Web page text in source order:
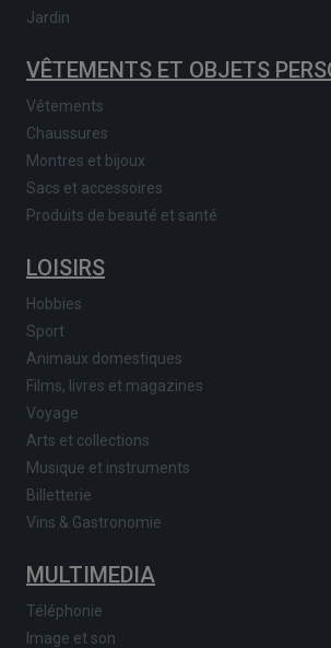
Jardin
VÊTEMENTS ET OBJETS
Vêtements
Chaussures
Montres et bijoux
Sacs et accessoires
Produits de beauté et santé
LOISIRS
Hobbies
Sport
Animaux domestiques
Films, livres et magazines
Voyage
Arts et collections
Musique et instruments
Billetterie
Vins & Gastronomie
MULTIMEDIA
Téléphonie
Image et son